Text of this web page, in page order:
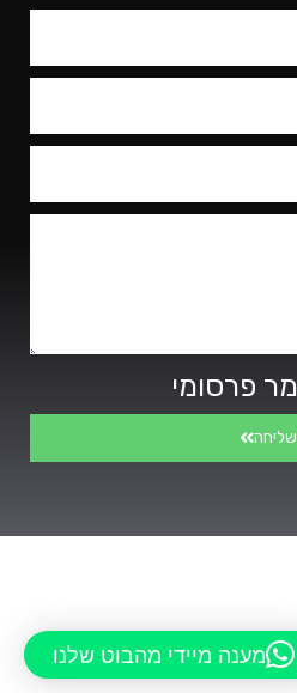
פרסומי
שליחה
מענה מיידי מהבוט שלנו